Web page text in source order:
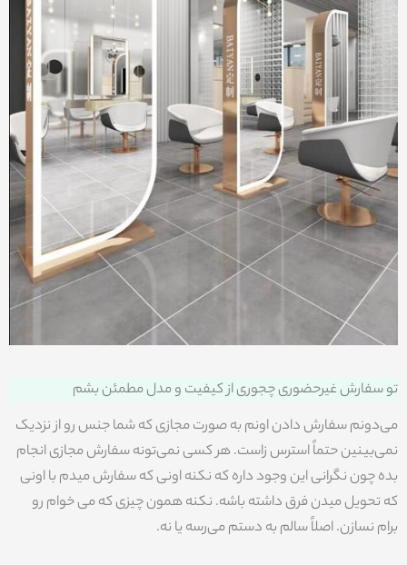
تو سفارش غیرحضوری چجوری از کیفیت و مدل مطمئن بشم
می‌دونم سفارش دادن اونم به صورت مجازی که شما جنس رو از نزدیک
نمی‌بینین حتماً استرس زاست. هر کسی نمی‌تونه سفارش مجازی انجام
بده چون نگرانی این وجود داره که نکنه اونی که سفارش میدم با اونی
که تحویل میدن فرق داشته باشه. نکنه همون چیزی که می خوام رو
برام نسازن. اصلاً سالم به دستم می‌رسه یا نه.